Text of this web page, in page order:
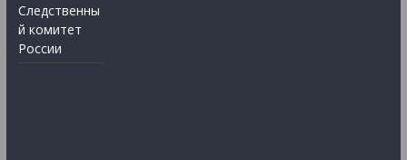
Следственны
й комитет
России